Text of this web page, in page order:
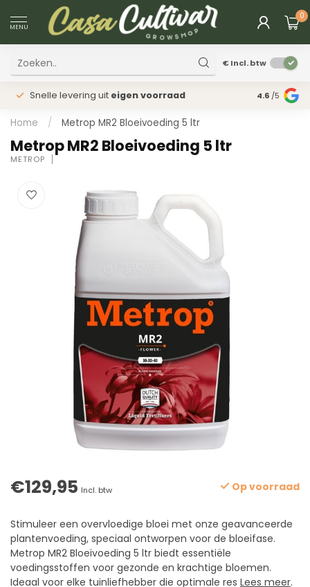
MENU
0
€Incl. btw
Snelle levering uit eigen voorraad Fysieke
4.6 /5
Home / Metrop MR2 Bloeivoeding 5 ltr
Metrop MR2 Bloeivoeding 5 ltr
METROP
€129,95 Incl. btw Op voorraad
Stimuleer een overvloedige bloei met onze geavanceerde
plantenvoeding, speciaal ontworpen voor de bloeifase.
Metrop MR2 Bloeivoeding 5 ltr biedt essentiële
voedingsstoffen voor gezonde en krachtige bloemen.
Ideaal voor elke tuinliefhebber die optimale res Lees meer.